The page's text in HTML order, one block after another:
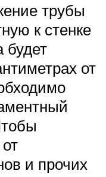
трубы
к стенке
будет
от
и прочих